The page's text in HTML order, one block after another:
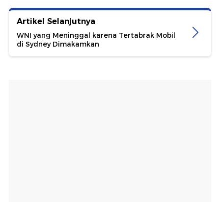
Artikel Selanjutnya
WNI yang Meninggal karena Tertabrak Mobil
di Sydney Dimakamkan